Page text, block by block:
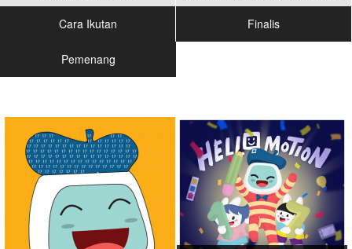
Cara Ikutan Finalis
Pemenang